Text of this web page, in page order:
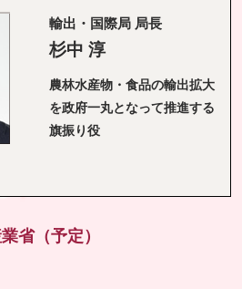
輸出・国際局 局長
杉中 淳
農林水産物・食品の輸出拡大
を政府一丸となって推進する
旗振り役
省（予定）